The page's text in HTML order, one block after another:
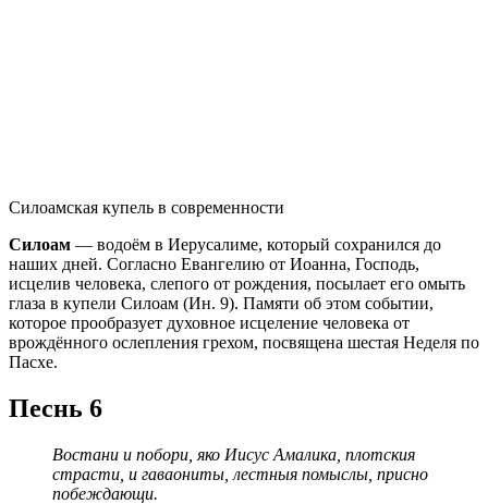
Силоамская купель в современности
Силоам — водоём в Иерусалиме, который сохранился до
наших дней. Согласно Евангелию от Иоанна, Господь,
исцелив человека, слепого от рождения, посылает его омыть
глаза в купели Силоам (Ин. 9). Памяти об этом событии,
которое прообразует духовное исцеление человека от
врождённого ослепления грехом, посвящена шестая Неделя по
Пасхе.
Песнь 6
Востани и побори, яко Иисус Амалика, плотския
страсти, и гаваониты, лестныя помыслы, присно
побеждающи.